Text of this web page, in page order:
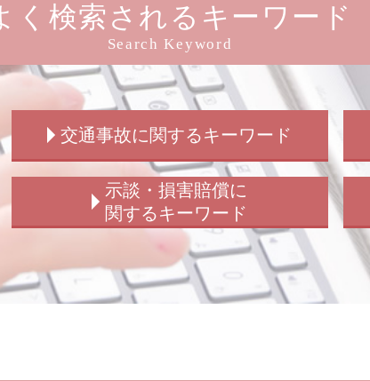
く検索されるキーワード
Search Keyword
交通事故に関するキーワード
交通事故 解決策
交通事故 請求 弁護士
交通事故 弁護士特約
交通事故 示談 請求書
交通事故 示談金
交通事故 弁護士 解決 期間
示談・損害賠償に
関するキーワード
示談交渉 被害者から
損害賠償 示談 弁護士
示談 損害賠償